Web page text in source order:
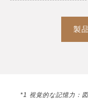
製
*1 視覚的な記憶力：